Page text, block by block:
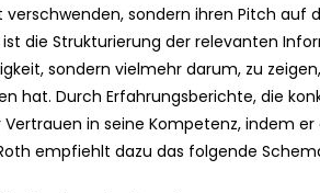
verschwenden, sondern ihren Pitch auf
die Strukturierung der relevanten
sondern vielmehr darum, zu
hat. Durch Erfahrungsberichte, die
Vertrauen in seine Kompetenz, indem
empfiehlt dazu das folgende